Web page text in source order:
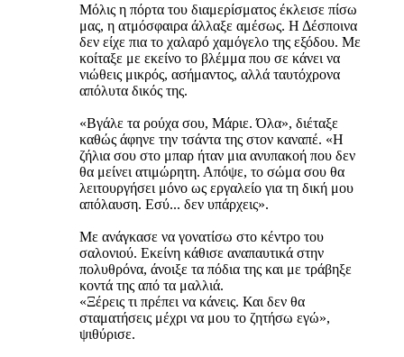
Μόλις η πόρτα του διαμερίσματος έκλεισε πίσω
μας, η ατμόσφαιρα άλλαξε αμέσως. Η Δέσποινα
δεν είχε πια το χαλαρό χαμόγελο της εξόδου. Με
κοίταξε με εκείνο το βλέμμα που σε κάνει να
νιώθεις μικρός, ασήμαντος, αλλά ταυτόχρονα
απόλυτα δικός της.
«Βγάλε τα ρούχα σου, Μάριε. Όλα», διέταξε
καθώς άφηνε την τσάντα της στον καναπέ. «Η
ζήλια σου στο μπαρ ήταν μια ανυπακοή που δεν
θα μείνει ατιμώρητη. Απόψε, το σώμα σου θα
λειτουργήσει μόνο ως εργαλείο για τη δική μου
απόλαυση. Εσύ... δεν υπάρχεις».
Με ανάγκασε να γονατίσω στο κέντρο του
σαλονιού. Εκείνη κάθισε αναπαυτικά στην
πολυθρόνα, άνοιξε τα πόδια της και με τράβηξε
κοντά της από τα μαλλιά.
«Ξέρεις τι πρέπει να κάνεις. Και δεν θα
σταματήσεις μέχρι να μου το ζητήσω εγώ»,
ψιθύρισε.